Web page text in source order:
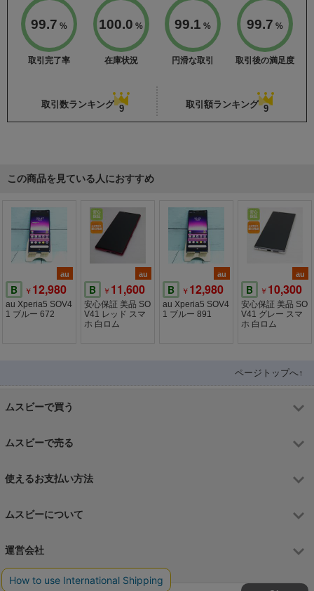
99.7 %
取引完了率
100.0 %
在庫状況
99.1 %
円滑な取引
99.7 %
取引後の満足度
取引数ランキング 9 取引額ランキング 9
この商品を見ている人におすすめ
au
B ￥12,980
au Xperia5 SOV4
1 ブルー 672
au
B ￥11,600
安心保証 美品 SO
V41 レッド スマ
ホ 白ロム
au
B ￥12,980
au Xperia5 SOV4
1 ブルー 891
au
B ￥10,300
安心保証 美品 SO
V41 グレー スマ
ホ 白ロム
ページトップへ↑
ムスビーで買う
ムスビーで売る
使えるお支払い方法
ムスビーについて
運営会社